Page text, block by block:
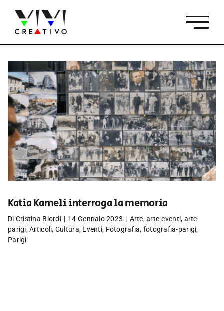
contenuto
Katia Kameli interroga la memoria
Di Cristina Biordi | 14 Gennaio 2023 | Arte,arte-eventi, arte-
parigi,Articoli, Cultura, Eventi, Fotografia, fotografia-parigi,
Parigi